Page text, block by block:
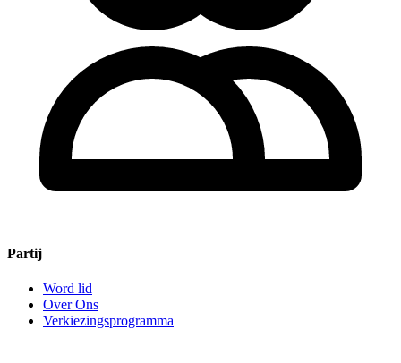
Partij
Word lid
Over Ons
Verkiezingsprogramma